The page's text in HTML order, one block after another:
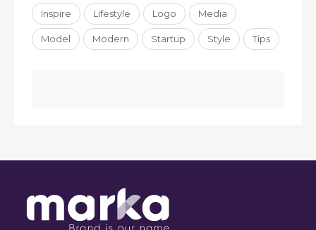
Inspire Lifestyle Logo Media
Model Modern Startup Style Tips